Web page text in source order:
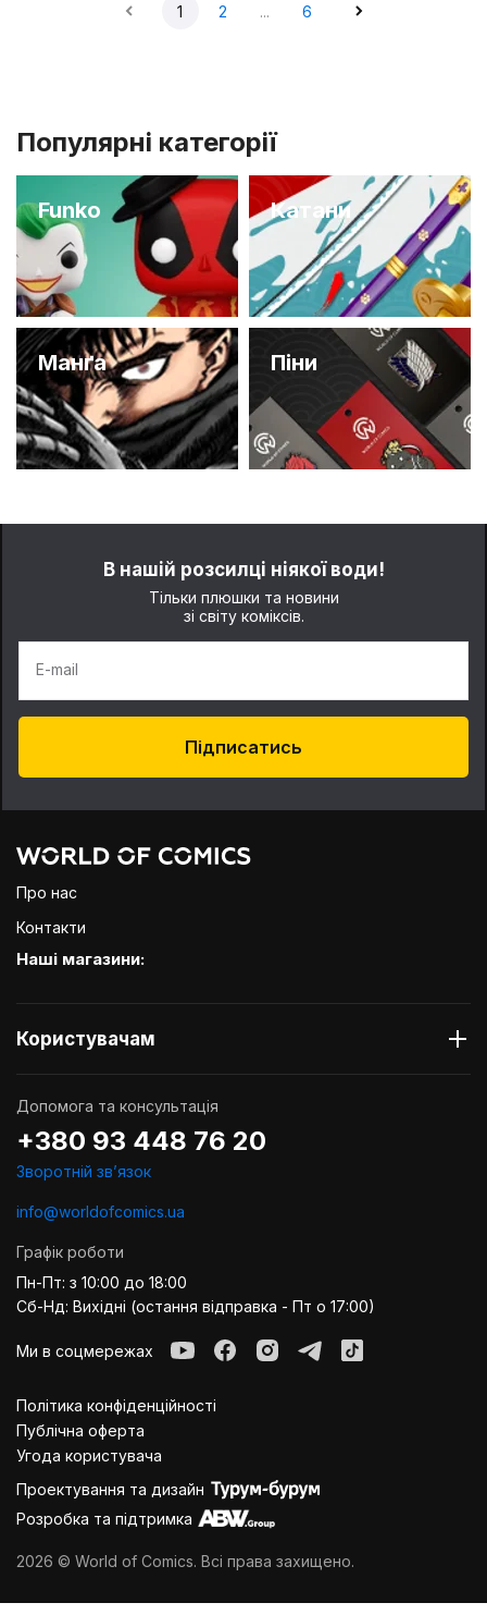
1 2 ... 6
Популярні категорії
Funko Катани
Манґа Піни
В нашій розсилці ніякої води!
Тільки плюшки та новини
зі світу коміксів.
E-mail
Підписатись
Про нас
Контакти
Наші магазини:
Користувачам
Допомога та консультація
+380 93 448 76 20
Зворотній звʼязок
info@worldofcomics.ua
Графік роботи
Пн-Пт: з 10:00 до 18:00
Сб-Нд: Вихідні (остання відправка - Пт о 17:00)
Ми в соцмережах
Політика конфіденційності
Публiчна оферта
Угода користувача
Проектування та дизайн
Розробка та підтримка
2026 © World of Comics. Всі права захищено.